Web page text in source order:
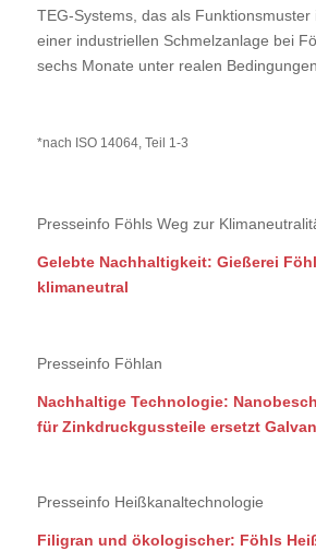
TEG-Systems, das als Funktionsmuster
einer industriellen Schmelzanlage bei
sechs Monate unter realen
*nach ISO 14064, Teil 1-3
Presseinfo Föhls Weg zur
Gelebte Nachhaltigkeit: Gießerei
klimaneutral
Presseinfo Föhlan
Nachhaltige Technologie:
für Zinkdruckgussteile ersetzt
Presseinfo Heißkanaltechnologie
Filigran und ökologischer: Föhls